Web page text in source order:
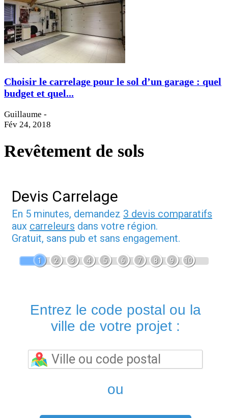
Choisir le carrelage pour le sol d’un garage : quel
budget et quel...
Guillaume -
Fév 24, 2018
Revêtement de sols
Devis Carrelage
En 5 minutes, demandez 3 devis comparatifs
aux carreleurs dans votre région.
Gratuit, sans pub et sans engagement.
1 2 3 4 5 6 7 8 9 10
Entrez le code postal ou la
ville de votre projet :
ou